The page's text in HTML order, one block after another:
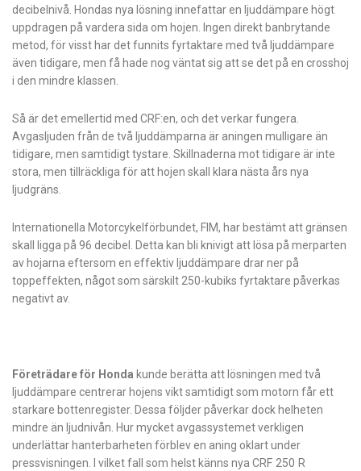
decibelnivå. Hondas nya lösning innefattar en ljuddämpare högt
uppdragen på vardera sida om hojen. Ingen direkt banbrytande
metod, för visst har det funnits fyrtaktare med två ljuddämpare
även tidigare, men få hade nog väntat sig att se det på en crosshoj
i den mindre klassen.
Så är det emellertid med CRF:en, och det verkar fungera.
Avgasljuden från de två ljuddämparna är aningen mulligare än
tidigare, men samtidigt tystare. Skillnaderna mot tidigare är inte
stora, men tillräckliga för att hojen skall klara nästa års nya
ljudgräns.
Internationella Motorcykelförbundet, FIM, har bestämt att gränsen
skall ligga på 96 decibel. Detta kan bli knivigt att lösa på merparten
av hojarna eftersom en effektiv ljuddämpare drar ner på
toppeffekten, något som särskilt 250-kubiks fyrtaktare påverkas
negativt av.
Företrädare för Honda kunde berätta att lösningen med två
ljuddämpare centrerar hojens vikt samtidigt som motorn får ett
starkare bottenregister. Dessa följder påverkar dock helheten
mindre än ljudnivån. Hur mycket avgassystemet verkligen
underlättar hanterbarheten förblev en aning oklart under
pressvisningen. I vilket fall som helst känns nya CRF 250 R